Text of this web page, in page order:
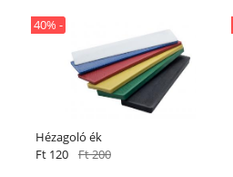
Hézagoló ék
40% -
Ft 120 Ft 200